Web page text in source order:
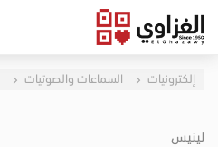
إلكترونيات السماعات والصوتيات
لينيس